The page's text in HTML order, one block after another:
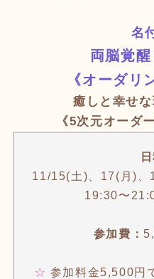
名
両脳覚
《オーダリ
癒しと幸せ
《5次元オーダ
11/15(土)、17(月)
19:30〜
参加費：
☆ 参加料金5,500円